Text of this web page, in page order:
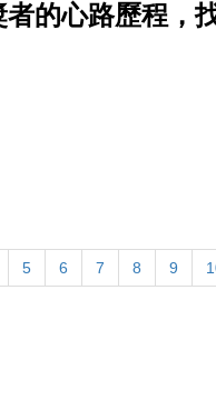
的心路歷程，
5 6 7 8 9